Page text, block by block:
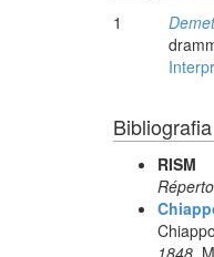
1
Bibliografia
RISM
1848,